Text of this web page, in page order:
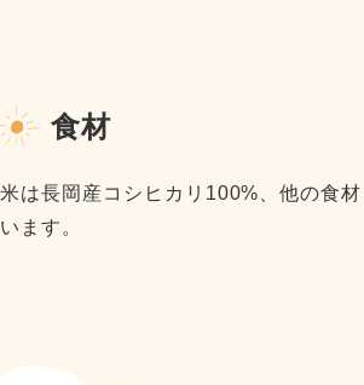
食材
米は長岡産コシヒカリ100%、他の食
います。